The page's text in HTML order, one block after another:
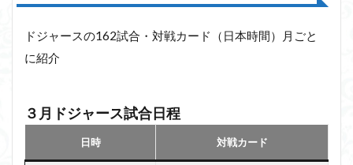
ドジャースの162試合・対戦カード（日本時間）月ごと
に紹介
３月ドジャース試合日程
日時 対戦カード